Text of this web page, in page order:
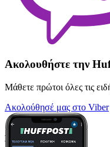
Ακολουθήστε την
Μάθετε πρώτοι όλες τις
Ακολούθησέ μας στο Viber